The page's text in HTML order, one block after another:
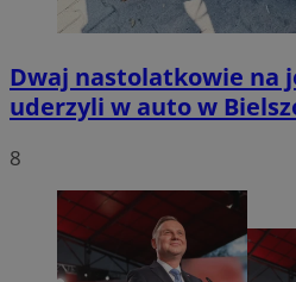
Dwaj nastolatkowie na
uderzyli w auto w
8